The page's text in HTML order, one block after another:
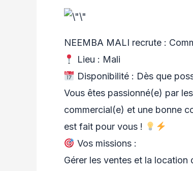
NEEMBA MALI recrute :
Lieu : Mali
Disponibilité : Dès que
Vous êtes passionné(e) par
commercial(e) et une bonne
est fait pour vous !
Vos missions :
Gérer les ventes et la